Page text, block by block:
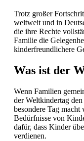
Trotz großer
weltweit und in
die ihre Rechte
Familie die
kinderfreundlichere
Was ist der
Wenn Familien
der Weltkindertag
besondere Tag
Bedürfnisse von
dafür, dass Kinder
verdienen.